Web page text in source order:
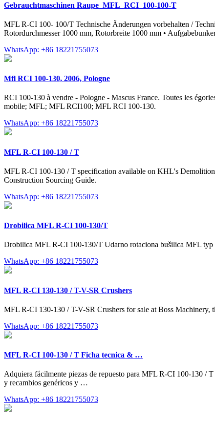
Gebrauchtmaschinen Raupe_MFL_RCI_100-100-T
MFL R-CI 100- 100/T Technische Änderungen vorbehalten /
Rotordurchmesser 1000 mm, Rotorbreite 1000 mm •
WhatsApp: +86 18221755073
Mfl RCI 100-130, 2006, Pologne
RCI 100-130 à vendre - Pologne - Mascus France. Toutes les
mobile; MFL; MFL RCI100; MFL RCI 100-130.
WhatsApp: +86 18221755073
MFL R-CI 100-130 / T
MFL R-CI 100-130 / T specification available on KHL's
Construction Sourcing Guide.
WhatsApp: +86 18221755073
Drobilica MFL R-CI 100-130/T
Drobilica MFL R-CI 100-130/T Udarno rotaciona bušilica MFL
WhatsApp: +86 18221755073
MFL R-CI 130-130 / T-V-SR Crushers
MFL R-CI 130-130 / T-V-SR Crushers for sale at Boss
WhatsApp: +86 18221755073
MFL R-CI 100-130 / T Ficha tecnica & …
Adquiera fácilmente piezas de repuesto para MFL R-CI 100-130 /
y recambios genéricos y …
WhatsApp: +86 18221755073